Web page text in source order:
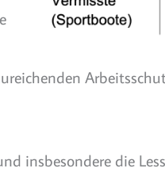
insbesondere die